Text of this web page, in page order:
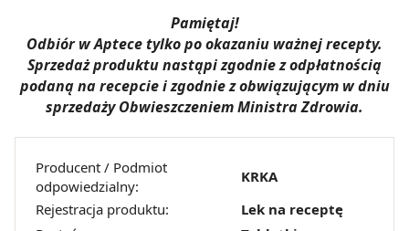
Pamiętaj!
Odbiór w Aptece tylko po okazaniu ważnej recepty.
Sprzedaż produktu nastąpi zgodnie z odpłatnością
podaną na recepcie i zgodnie z obwiązującym w dniu
sprzedaży Obwieszczeniem Ministra Zdrowia.
Producent / Podmiot
odpowiedzialny:
KRKA
Rejestracja produktu:
Lek na receptę